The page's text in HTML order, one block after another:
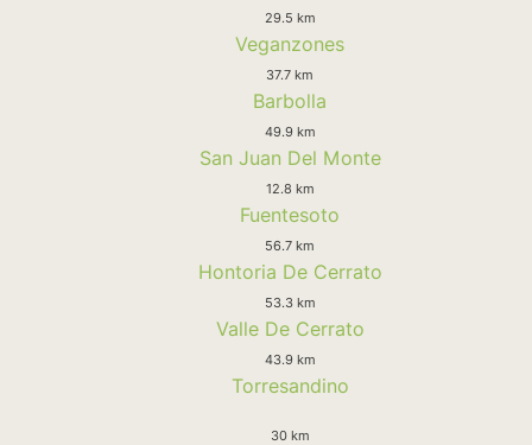
29.5 km
Veganzones
37.7 km
Barbolla
49.9 km
San Juan Del Monte
12.8 km
Fuentesoto
56.7 km
Hontoria De Cerrato
53.3 km
Valle De Cerrato
43.9 km
Torresandino
30 km